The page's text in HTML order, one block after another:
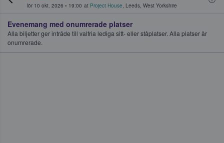
lör 10 okt. 2026 • 19:00 at Project House, Leeds, West Yorkshire
Evenemang med onumrerade platser
Alla biljetter ger inträde till valfria lediga sitt- eller ståplatser. Alla platser är
onumrerade.